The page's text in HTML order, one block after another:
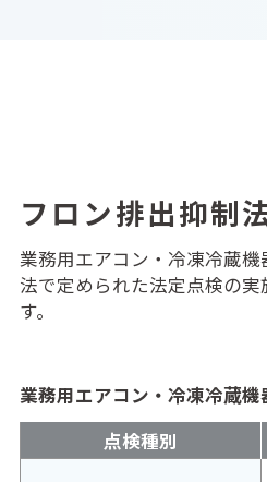
フロン排出抑制
業務用エアコン・冷凍冷蔵
法で定められた法定点検の
す。
業務用エアコン・冷凍冷蔵機
点検種別